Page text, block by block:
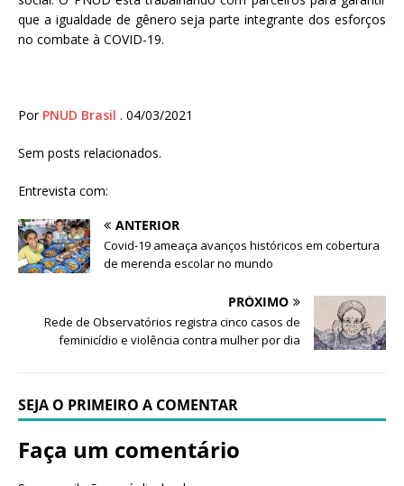
que a igualdade de gênero seja parte integrante dos esforços
no combate à COVID-19.
Por PNUD Brasil . 04/03/2021
Sem posts relacionados.
Entrevista com:
ANTERIOR
Covid-19 ameaça avanços históricos em cobertura
de merenda escolar no mundo
PRÓXIMO
Rede de Observatórios registra cinco casos de
feminicídio e violência contra mulher por dia
SEJA O PRIMEIRO A COMENTAR
Faça um comentário